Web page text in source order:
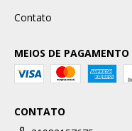
Contato
MEIOS DE PAGAMENTO
CONTATO